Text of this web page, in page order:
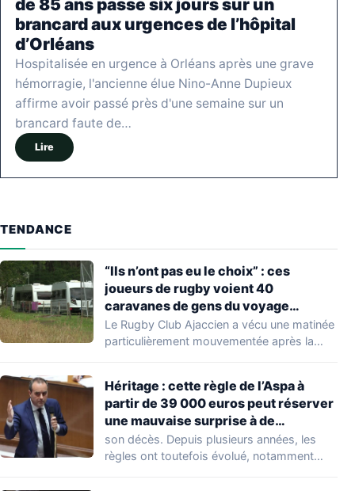
de 85 ans passe six jours sur un
brancard aux urgences de l’hôpital
d’Orléans
Hospitalisée en urgence à Orléans après une grave
hémorragie, l'ancienne élue Nino-Anne Dupieux
affirme avoir passé près d'une semaine sur un
brancard faute de…
Lire
TENDANCE
“Ils n’ont pas eu le choix” : ces
joueurs de rugby voient 40
caravanes de gens du voyage
s’installer dans leur stade, ils les
délogent en moins d’1 heure
Le Rugby Club Ajaccien a vécu une matinée
particulièrement mouvementée après la
Héritage : cette règle de l’Aspa à
partir de 39 000 euros peut réserver
une mauvaise surprise à de
nombreuses familles
son décès. Depuis plusieurs années, les
règles ont toutefois évolué, notamment